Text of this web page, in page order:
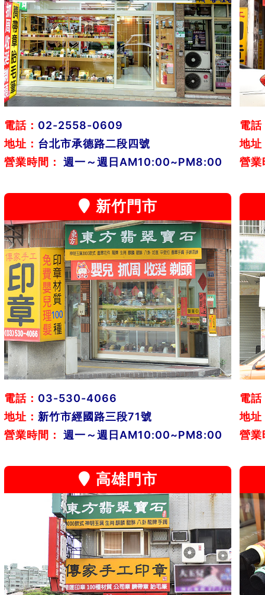
電話： 02-2558-0609
地址： 台北市承德路二段四號
營業時間：
週一～週日AM10:00~PM8:00
電話
地址
營業
新竹門市
電話： 03-530-4066
地址： 新竹市經國路三段71號
營業時間：
週一～週日AM10:00~PM8:00
電話
地址
營業
高雄門市